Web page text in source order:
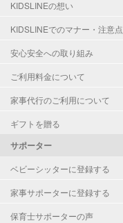
KIDSLINEの想い
KIDSLINEでのマナー・注意点
安心安全への取り組み
ご利用料金について
家事代行のご利用について
ギフトを贈る
サポーター
ベビーシッターに登録する
家事サポーターに登録する
保育士サポーターの声